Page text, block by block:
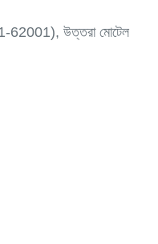
62001), উত্তরা মোটেল